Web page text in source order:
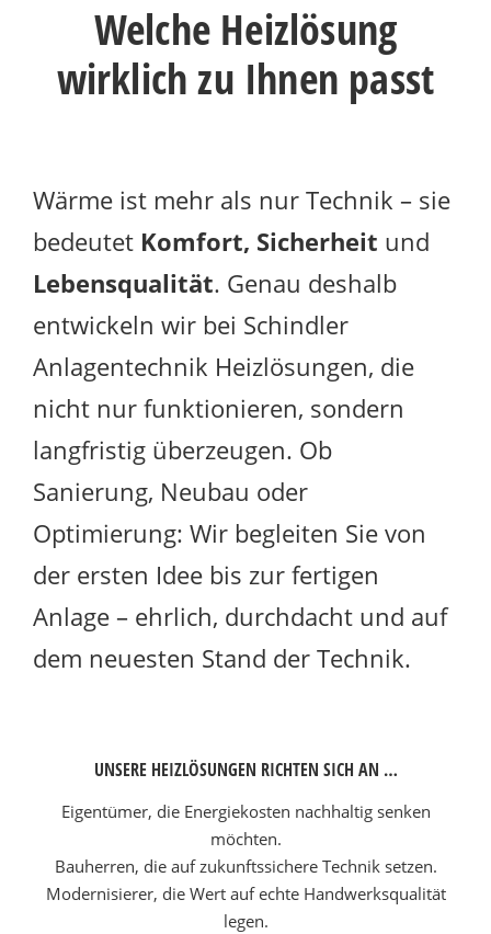
Welche Heizlösung
wirklich zu Ihnen passt
Wärme ist mehr als nur Technik – sie
bedeutet Komfort, Sicherheit und
Lebensqualität. Genau deshalb
entwickeln wir bei Schindler
Anlagentechnik Heizlösungen, die
nicht nur funktionieren, sondern
langfristig überzeugen. Ob
Sanierung, Neubau oder
Optimierung: Wir begleiten Sie von
der ersten Idee bis zur fertigen
Anlage – ehrlich, durchdacht und auf
dem neuesten Stand der Technik.
UNSERE HEIZLÖSUNGEN RICHTEN SICH AN …
Eigentümer, die Energiekosten nachhaltig senken
möchten.
Bauherren, die auf zukunftssichere Technik setzen.
Modernisierer, die Wert auf echte Handwerksqualität
legen.